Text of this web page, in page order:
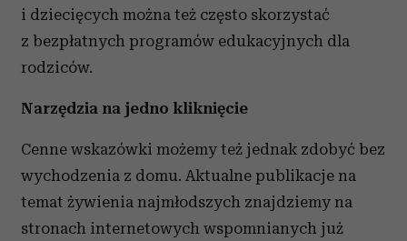
Partnerzy mogą połączyć te informacje z innymi danymi
otrzymanymi od Ciebie lub uzyskanymi podczas
korzystania z ich usług.
i dziecięcych można też często skorzystać
z bezpłatnych programów edukacyjnych dla
rodziców.
Narzędzia na jedno kliknięcie
Cenne wskazówki możemy też jednak zdobyć bez
wychodzenia z domu. Aktualne publikacje na
temat żywienia najmłodszych znajdziemy na
stronach internetowych wspomnianych już